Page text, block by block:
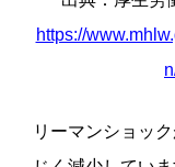
https://
リーマンショッ